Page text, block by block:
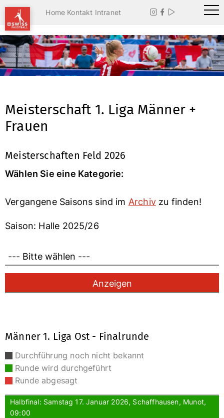
Home Kontakt Intranet   
Meisterschaft 1. Liga Männer +
Frauen
Meisterschaften Feld 2026
Wählen Sie eine Kategorie:
Vergangene Saisons sind im Archivzu finden!
Saison: Halle 2025/26
Männer 1. Liga Ost - Finalrunde
Durchführung noch nicht bekannt
Runde wird durchgeführt
Runde abgesagt
Halbfinal: Samstag 17. Januar 2026, Schaffhausen, Munot,
09:00